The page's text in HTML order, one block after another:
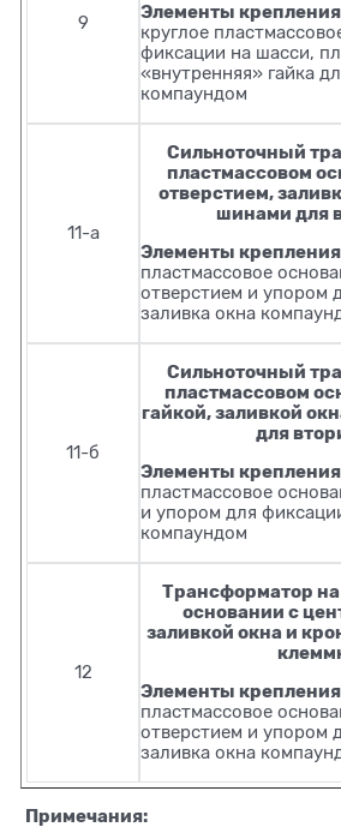
9
Элементы
круглое
фиксации на шасси,
«внутренняя» гайка
компаундом
11-а
Сильноточный
пластмассовом
отверстием,
шинами для
Элементы
пластмассовое
отверстием и упором
заливка окна
11-б
Сильноточный
пластмассовом
гайкой, заливкой
для
Элементы
пластмассовое
и упором для
компаундом
12
Трансформатор
основании с
заливкой окна и
Элементы
пластмассовое
отверстием и упором
заливка окна
Примечания: